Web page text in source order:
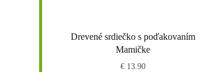
Drevené srdiečko s poďakovaním
Mamičke
€ 13.90